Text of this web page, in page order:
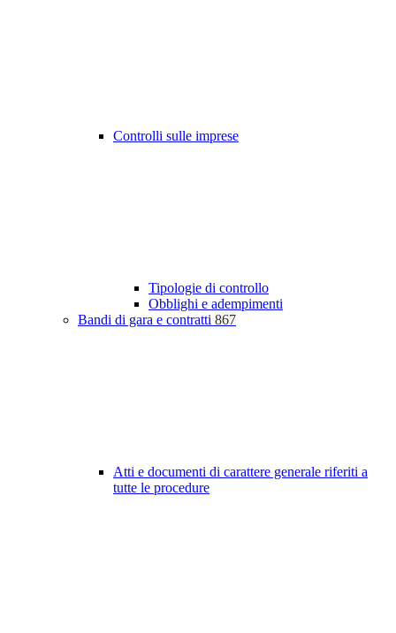
Controlli sulle imprese
Tipologie di controllo
Obblighi e adempimenti
Bandi di gara e contratti 867
Atti e documenti di carattere generale riferiti a
tutte le procedure